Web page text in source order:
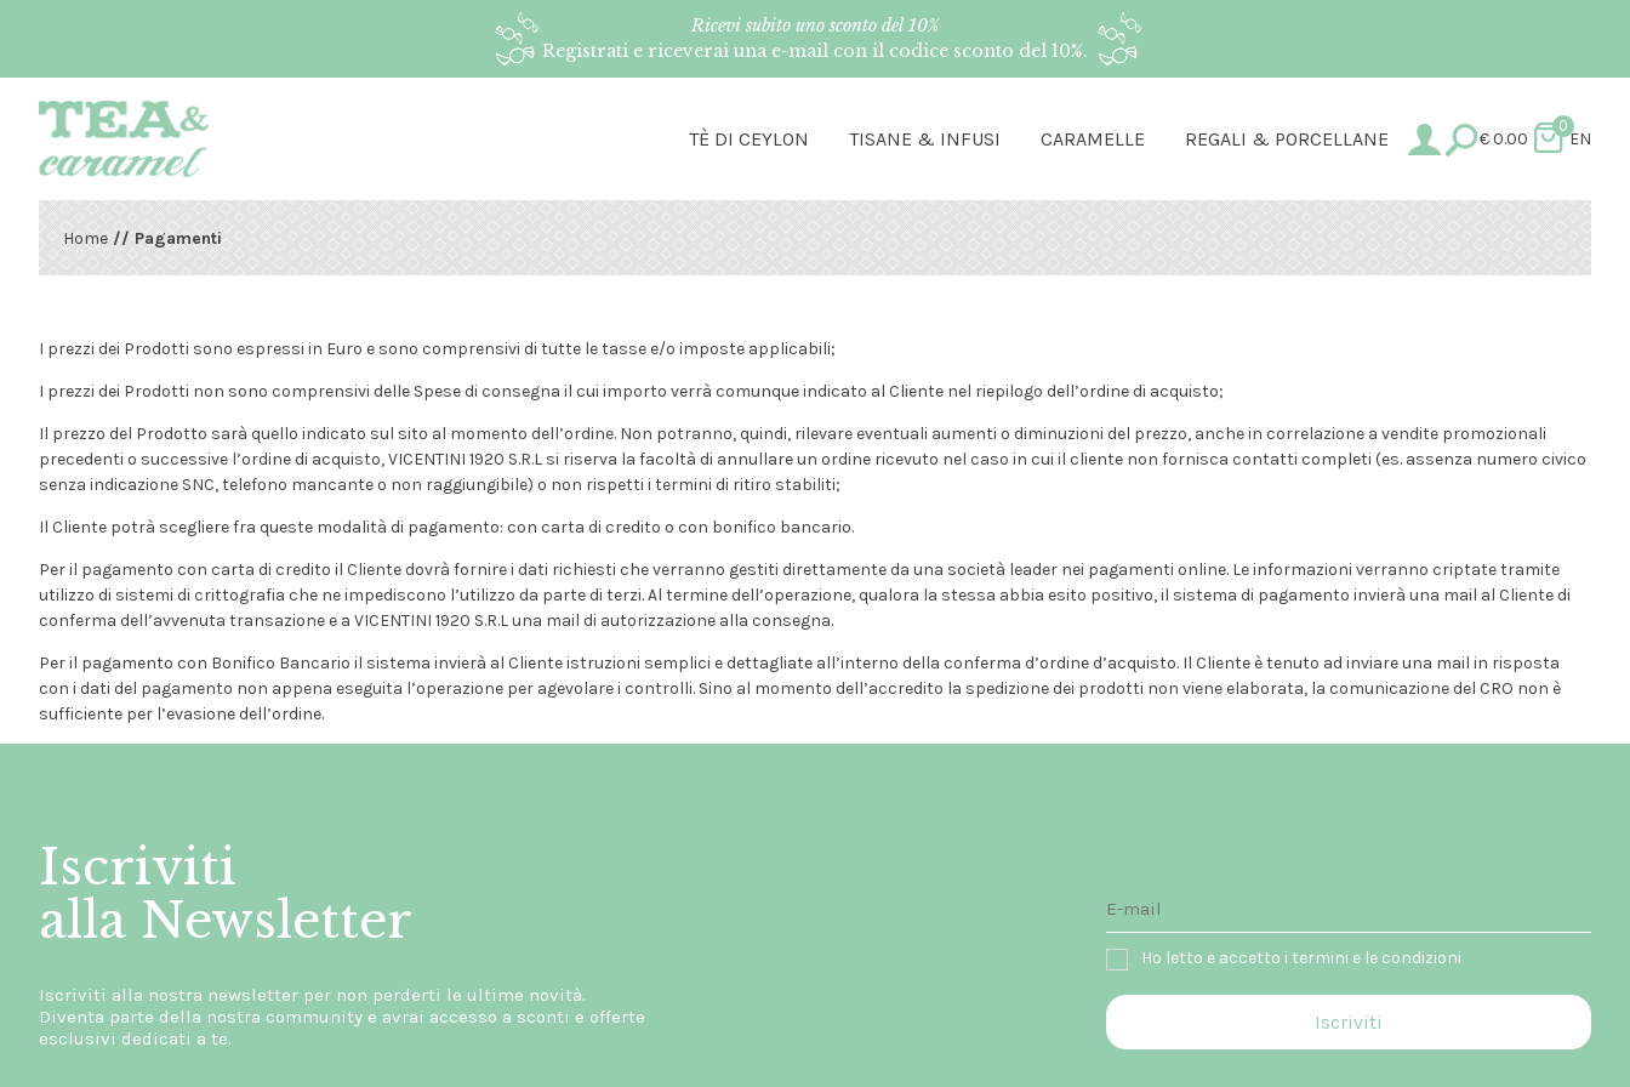
Ricevi subito uno sconto del 10%
Registrati e riceverai una e-mail con il codice sconto del 10%.
TÈ DI CEYLON TISANE & INFUSI CARAMELLE REGALI & PORCELLANE € 0.00
0
EN
Home// Pagamenti
I prezzi dei Prodotti sono espressi in Euro e sono comprensivi di tutte le tasse e/o imposte applicabili;
I prezzi dei Prodotti non sono comprensivi delle Spese di consegna il cui importo verrà comunque indicato al Cliente nel riepilogo dell’ordine di acquisto;
Il prezzo del Prodotto sarà quello indicato sul sito al momento dell’ordine. Non potranno, quindi, rilevare eventuali aumenti o diminuzioni del prezzo, anche in correlazione a vendite promozionali
precedenti o successive l’ordine di acquisto, VICENTINI 1920 S.R.L si riserva la facoltà di annullare un ordine ricevuto nel caso in cui il cliente non fornisca contatti completi (es. assenza numero civico
senza indicazione SNC, telefono mancante o non raggiungibile) o non rispetti i termini di ritiro stabiliti;
Il Cliente potrà scegliere fra queste modalità di pagamento: con carta di credito o con bonifico bancario.
Per il pagamento con carta di credito il Cliente dovrà fornire i dati richiesti che verranno gestiti direttamente da una società leader nei pagamenti online. Le informazioni verranno criptate tramite
utilizzo di sistemi di crittografia che ne impediscono l’utilizzo da parte di terzi. Al termine dell’operazione, qualora la stessa abbia esito positivo, il sistema di pagamento invierà una mail al Cliente di
conferma dell’avvenuta transazione e a VICENTINI 1920 S.R.L una mail di autorizzazione alla consegna.
Per il pagamento con Bonifico Bancario il sistema invierà al Cliente istruzioni semplici e dettagliate all’interno della conferma d’ordine d’acquisto. Il Cliente è tenuto ad inviare una mail in risposta
con i dati del pagamento non appena eseguita l’operazione per agevolare i controlli. Sino al momento dell’accredito la spedizione dei prodotti non viene elaborata, la comunicazione del CRO non è
sufficiente per l’evasione dell’ordine.
Iscriviti
alla Newsletter
Iscriviti alla nostra newsletter per non perderti le ultime novità.
Diventa parte della nostra community e avrai accesso a sconti e offerte
esclusivi dedicati a te.
Ho letto e accetto i termini e le condizioni